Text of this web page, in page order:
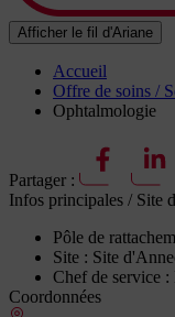
Afficher le fil d'Ariane
Accueil
Offre de soins /
Ophtalmologie
Partager :
Infos principales / Site
Pôle de
Site : Site
Chef de service :
Coordonnées